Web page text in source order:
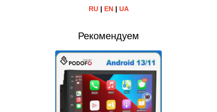
RU| EN| UA
Рекомендуем